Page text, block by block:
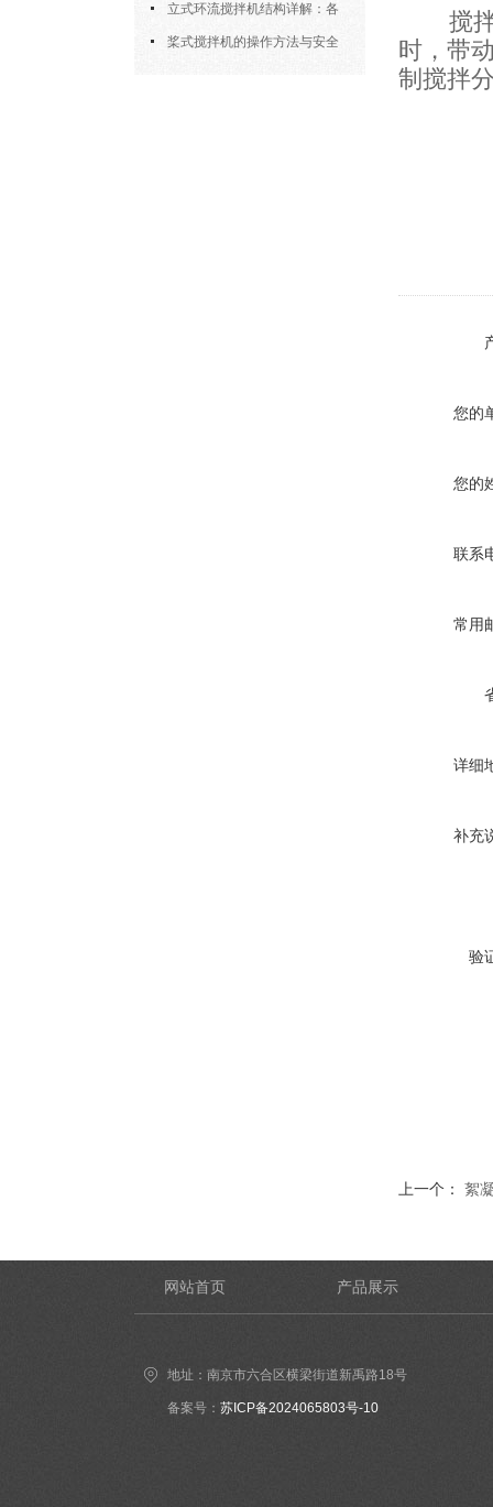
筒式曝气机的结构优势与适用场景
立式环流搅拌机结构详解：各
部件的功能与协同
桨式搅拌机的操作方法与安全
搅
时，带
制搅拌
您的
您的
联系
常用
详细
补充
验
上一个： 絮
网站首页 产品展示
地址：南京市六合区横梁街道新禹路18号
备案号： 苏ICP备2024065803号-10